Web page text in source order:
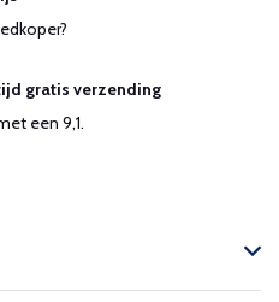
gratis verzending
een 9,1.